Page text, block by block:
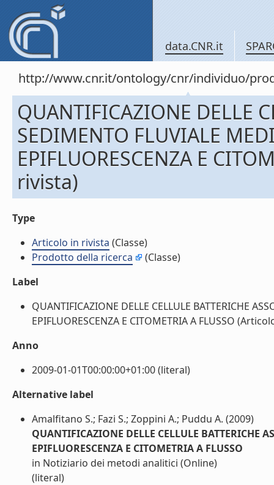
data.CNR.it
http://www.cnr.it/ontology/cnr/individuo/
QUANTIFICAZIONE DELLE
SEDIMENTO FLUVIALE
EPIFLUORESCENZA E
rivista)
Type
Articolo in rivista (Classe)
Prodotto della ricerca
(Classe)
Label
QUANTIFICAZIONE DELLE CELLULE BATTERICHE
EPIFLUORESCENZA E CITOMETRIA A FLUSSO
Anno
2009-01-01T00:00:00+01:00 (literal)
Alternative label
Amalfitano S.; Fazi S.; Zoppini A.; Puddu A. (2009)
QUANTIFICAZIONE DELLE CELLULE BATTERICHE
EPIFLUORESCENZA E CITOMETRIA A FLUSSO
in Notiziario dei metodi analitici (Online)
(literal)